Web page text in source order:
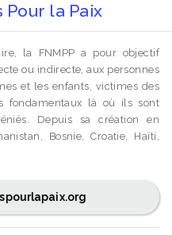
la Paix
la FNMPP a pour objectif
ou indirecte, aux personnes
et les enfants, victimes des
fondamentaux là où ils sont
Depuis sa création en
Bosnie, Croatie, Haïti,